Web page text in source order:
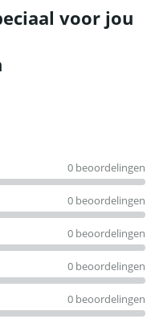
voor jou
0 beoordelingen
0 beoordelingen
0 beoordelingen
0 beoordelingen
0 beoordelingen